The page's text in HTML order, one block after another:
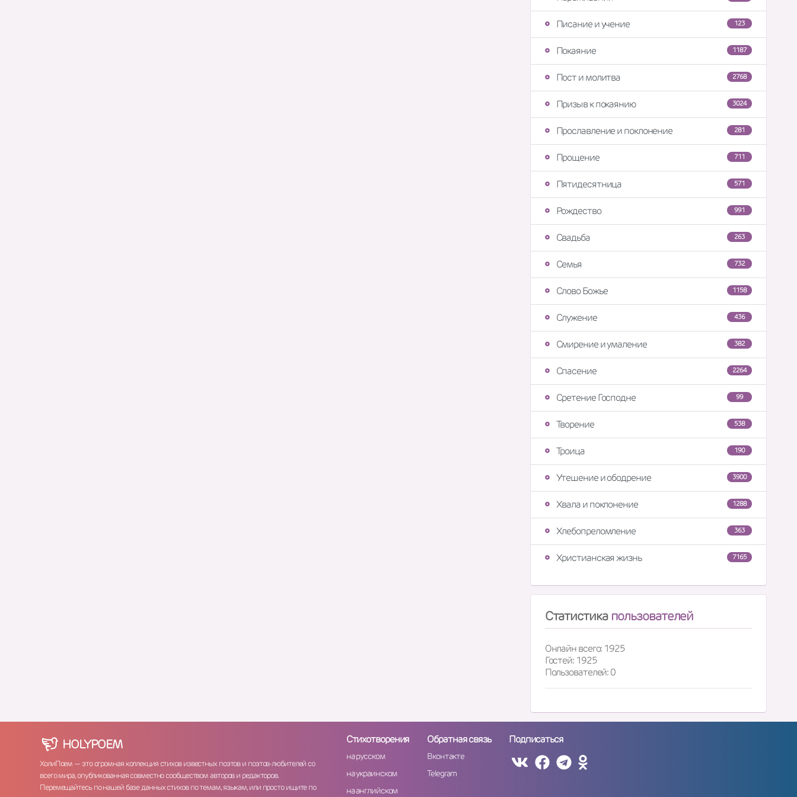
123
Писание и учение
1187
Покаяние
2768
Пост и молитва
3024
Призыв к покаянию
281
Прославление и поклонение
711
Прощение
571
Пятидесятница
991
Рождество
263
Свадьба
732
Семья
1158
Слово Божье
436
Служение
382
Смирение и умаление
2264
Спасение
99
Сретение Господне
538
Творение
190
Троица
3900
Утешение и ободрение
1288
Хвала и поклонение
363
Хлебопреломление
7165
Христианская жизнь
Статистика пользователей
Онлайн всего: 1925
Гостей: 1925
Пользователей: 0
HOLYPOEM
ХолиПоем — это огромная коллекция стихов известных поэтов и поэтов-любителей со
всего мира, опубликованная совместно сообществом авторов и редакторов.
Перемещайтесь по нашей базе данных стихов по темам, языкам, или просто ищите по
Стихотворения
на русском
на украинском
на английском
Обратная связь
Вконтакте
Telegram
Подписаться